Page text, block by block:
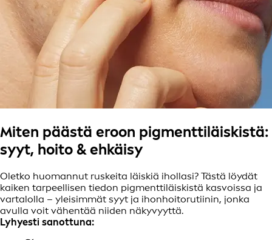
Miten päästä eroon pigmenttiläiskistä:
syyt, hoito & ehkäisy
Oletko huomannut ruskeita läiskiä ihollasi? Tästä löydät
kaiken tarpeellisen tiedon pigmenttiläiskistä kasvoissa ja
vartalolla – yleisimmät syyt ja ihonhoitorutiinin, jonka
avulla voit vähentää niiden näkyvyyttä.
Lyhyesti sanottuna: